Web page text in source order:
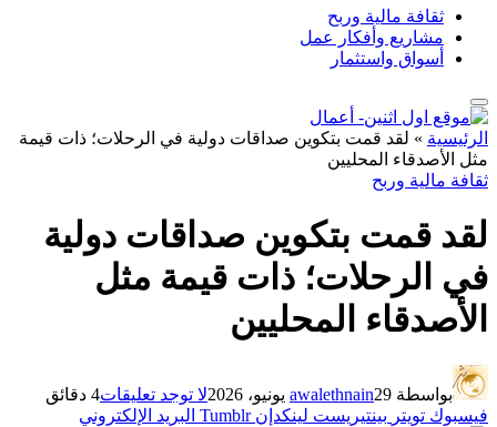
ثقافة مالية وربح
مشاريع وأفكار عمل
أسواق واستثمار
الرئيسية»لقد قمت بتكوين صداقات دولية في الرحلات؛ ذات قيمة
مثل الأصدقاء المحليين
ثقافة مالية وربح
لقد قمت بتكوين صداقات دولية
في الرحلات؛ ذات قيمة مثل
الأصدقاء المحليين
بواسطة awalethnain29 يونيو، 2026 لا توجد تعليقات4 دقائق
فيسبوك تويتر بينتيريست لينكدإن Tumblr البريد الإلكتروني